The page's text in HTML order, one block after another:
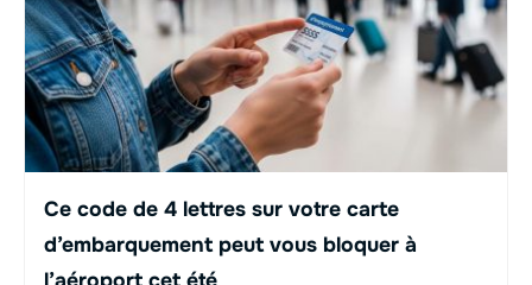
Ce code de 4 lettres sur votre carte
d’embarquement peut vous bloquer à
l’aéroport cet été